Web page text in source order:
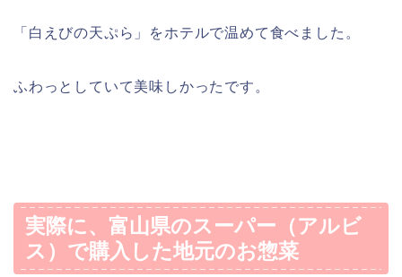
「白えびの天ぷら」をホテルで温めて食べました。
ふわっとしていて美味しかったです。
実際に、富山県のスーパー（アルビ
ス）で購入した地元のお惣菜